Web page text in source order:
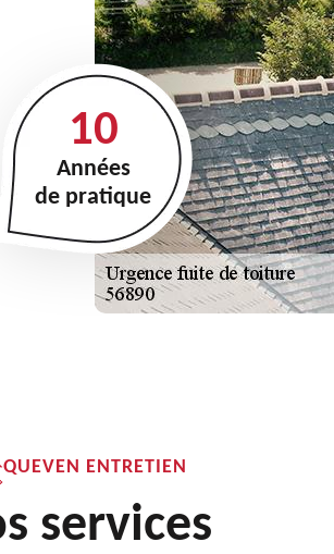
10
Années
de pratique
QUEVEN ENTRETIEN
services